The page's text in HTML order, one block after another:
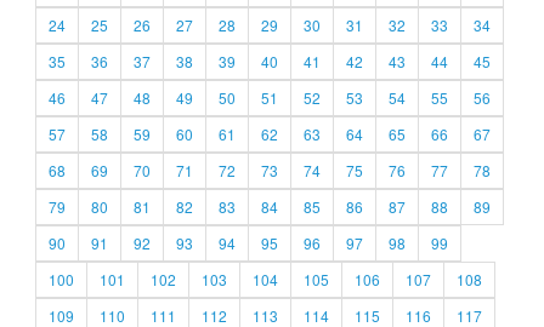
24
25 26 27 28 29 30 31 32 33
34
35
36 37 38 39 40 41 42 43 44
45
46
47 48 49 50 51 52 53 54 55
56
57
58 59 60 61 62 63 64 65 66
67
68
69 70 71 72 73 74 75 76 77
78
79
80 81 82 83 84 85 86 87 88
89
90
91 92 93 94 95 96 97 98
99
100
101 102 103 104 105 106 107
108
109
110 111 112 113 114 115 116
117